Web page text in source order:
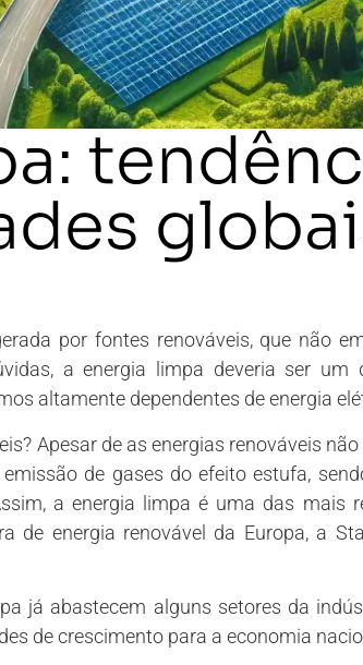
por fontes renováveis, que não
a energia limpa deveria ser
altamente dependentes de energia
Apesar de as energias renováveis
de gases do efeito estufa,
a energia limpa é uma das mais
de energia renovável da Europa, a
já abastecem alguns setores da
de crescimento para a economia